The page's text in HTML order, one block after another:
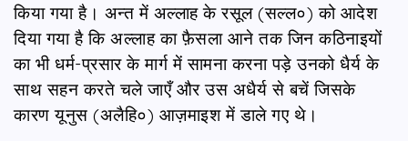
किया गया है। अन्त में अल्लाह के रसूल (सल्ल०) को आदेश
दिया गया है कि अल्लाह का फ़ैसला आने तक जिन कठिनाइयों
का भी धर्म-प्रसार के मार्ग में सामना करना पड़े उनको धैर्य के
साथ सहन करते चले जाएँ और उस अधैर्य से बचें जिसके
कारण यूनुस (अलैहि०) आज़माइश में डाले गए थे।